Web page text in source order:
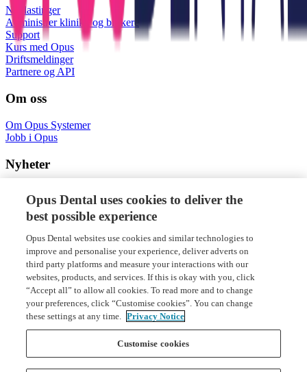
Nedlastinger
Administrer klinikk og brukere
Support
Kurs med Opus
Driftsmeldinger
Partnere og API
Om oss
Om Opus Systemer
Jobb i Opus
Nyheter
Opus Systemer AS
+47 66 77 60 40
Nye Vakåsvei 64, 1395 Hvalstad
Org. nr: 971 058 676
Opus Dental uses cookies to deliver the
best possible experience
Opus Dental websites use cookies and similar technologies to
improve and personalise your experience, deliver adverts on
third party platforms and measure your interactions with our
websites, products, and services. If this is okay with you, click
“Accept all” to allow all cookies. To read more and to change
your preferences, click “Customise cookies”. You can change
these settings at any time. Privacy Notice
Customise cookies